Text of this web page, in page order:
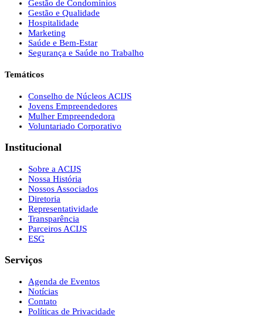
Gestão de Condomínios
Gestão e Qualidade
Hospitalidade
Marketing
Saúde e Bem-Estar
Segurança e Saúde no Trabalho
Temáticos
Conselho de Núcleos ACIJS
Jovens Empreendedores
Mulher Empreendedora
Voluntariado Corporativo
Institucional
Sobre a ACIJS
Nossa História
Nossos Associados
Diretoria
Representatividade
Transparência
Parceiros ACIJS
ESG
Serviços
Agenda de Eventos
Notícias
Contato
Políticas de Privacidade